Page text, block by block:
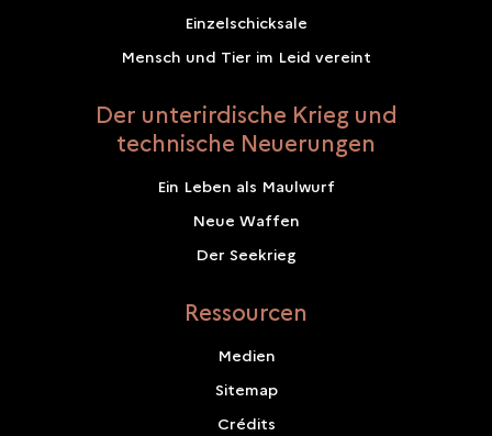
Einzelschicksale
Mensch und Tier im Leid vereint
Der unterirdische Krieg und
technische Neuerungen
Ein Leben als Maulwurf
Neue Waffen
Der Seekrieg
Ressourcen
Medien
Sitemap
Crédits